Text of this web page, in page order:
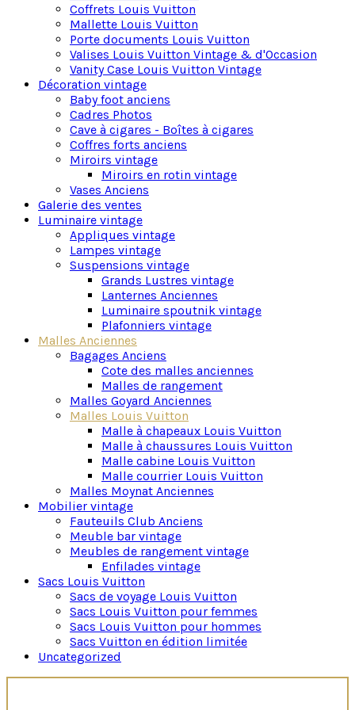
Les malles Louis Vuitton se distinguent par leur
design exceptionnel et leur esthétique raffinée. Les
finitions laiton doré, les rivets assortis et les
poignées élégantes ajoutent une touche de
sophistication.
Les détails minutieusement pensés, tels que les
coins renforcés et les serrures iconiques, reflètent
l’engagement de la marque envers la durabilité et le
Un objet de décoration haut de gamme et un
Ces malles ne sont pas seulement des œuvres d’art,
elles sont également conçues pour une fonctionnalité
optimale. Les espaces intérieurs bien organisés
offrent un rangement intelligent et efficace pour vos
effets personnels lors de vos voyages.
Cependant, le plus souvent , ce sont des éléments de
décoration et de rangement parfaits. Chaque malle
constitue une alliance parfaite entre l’esthétique haut
de gamme et la praticité.
Acquérir une malle Louis Vuitton ancienne va au-delà
d’une simple possession. C’est un investissement
dans le luxe durable. La renommée mondiale de la
marque et la qualité exceptionnelle de ses produits
en font des pièces prisées qui résistent à l’épreuve
du temps et dont la valeur ne cesse d’augmenter.
Les malles Louis Vuitton demeurent une déclaration
d’un style intemporel, un symbole de raffinement et
de sophistication. Que vous soyez un voyageur
passionné ou un amateur de design, posséder une
malle Louis Vuitton occasion est bien plus qu’une
acquisition, c’est l’expression d’un goût exquis et
d’un amour pour l’élégance intemporelle.
Notre galerie propose également aux passionnés
d’autres fleurons de la bagagerie de luxe historique,
à l’instar des mythiquesmalles Goyard
élégantesmalles Moynat
Coffrets Louis Vuitton
Mallette Louis Vuitton
Porte documents Louis Vuitton
Valises Louis Vuitton Vintage & d'Occasion
Vanity Case Louis Vuitton Vintage
Décoration vintage
Baby foot anciens
Cadres Photos
Cave à cigares - Boîtes à cigares
Coffres forts anciens
Miroirs vintage
Miroirs en rotin vintage
Vases Anciens
Galerie des ventes
Luminaire vintage
Appliques vintage
Lampes vintage
Suspensions vintage
Grands Lustres vintage
Lanternes Anciennes
Luminaire spoutnik vintage
Plafonniers vintage
Malles Anciennes
Bagages Anciens
Cote des malles anciennes
Malles de rangement
Malles Goyard Anciennes
Malles Louis Vuitton
Malle à chapeaux Louis Vuitton
Malle à chaussures Louis Vuitton
Malle cabine Louis Vuitton
Malle courrier Louis Vuitton
Malles Moynat Anciennes
Mobilier vintage
Fauteuils Club Anciens
Meuble bar vintage
Meubles de rangement vintage
Enfilades vintage
Sacs Louis Vuitton
Sacs de voyage Louis Vuitton
Sacs Louis Vuitton pour femmes
Sacs Louis Vuitton pour hommes
Sacs Vuitton en édition limitée
Uncategorized